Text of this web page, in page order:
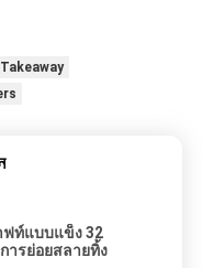
ท์แบบแข็ง 32
รย่อยสลายทิ้ง